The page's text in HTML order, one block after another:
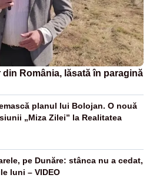
România, lăsată în paragină
planul lui Bolojan. O nouă
„Miza Zilei” la Realitatea
pe Dunăre: stânca nu a cedat,
luni – VIDEO